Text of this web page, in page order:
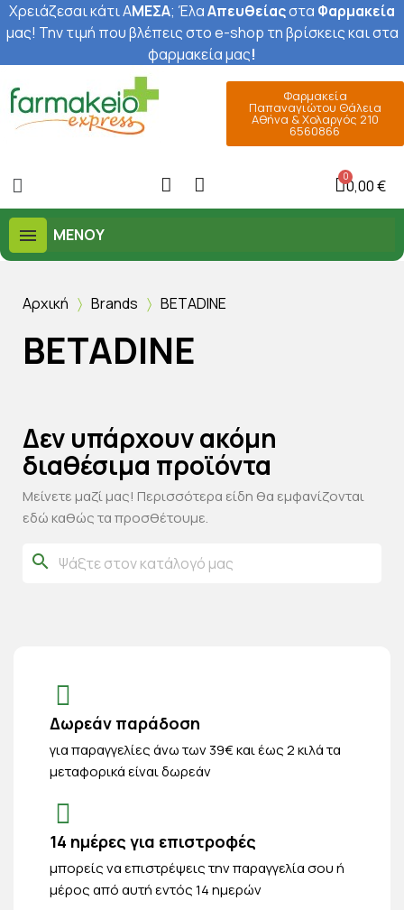
Χρειάζεσαι κάτι ΑΜΕΣΑ; ΈλαΑπευθείαςστα Φαρμακεία
μας! Την τιμή που βλέπεις στο e-shop τη βρίσκεις και στα
φαρμακεία μας!
Φαρμακεία
Παπαναγιώτου Θάλεια
Αθήνα & Χολαργός 210
6560866
0,00 €
ΜΕΝΟΎ
Αρχική Brands BETADINE
BETADINE
Δεν υπάρχουν ακόμη
διαθέσιμα προϊόντα
Μείνετε μαζί μας! Περισσότερα είδη θα εμφανίζονται
εδώ καθώς τα προσθέτουμε.
search
Δωρεάν παράδοση
για παραγγελίες άνω των 39€ και έως 2 κιλά τα
μεταφορικά είναι δωρεάν
14 ημέρες για επιστροφές
μπορείς να επιστρέψεις την παραγγελία σου ή
μέρος από αυτή εντός 14 ημερών